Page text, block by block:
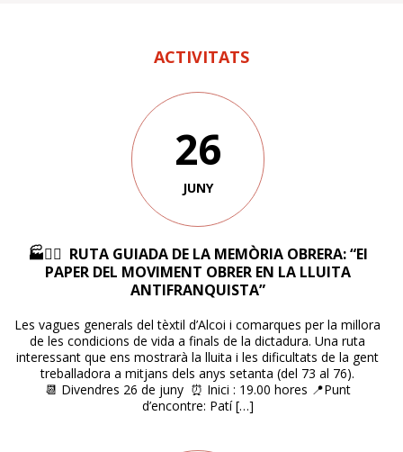
ACTIVITATS
26
JUNY
🏭✊🏼 RUTA GUIADA DE LA MEMÒRIA OBRERA: “El
PAPER DEL MOVIMENT OBRER EN LA LLUITA
ANTIFRANQUISTA”
Les vagues generals del tèxtil d’Alcoi i comarques per la millora
de les condicions de vida a finals de la dictadura. Una ruta
interessant que ens mostrarà la lluita i les dificultats de la gent
treballadora a mitjans dels anys setanta (del 73 al 76).
📆 Divendres 26 de juny ⏰ Inici : 19.00 hores 📍Punt
d’encontre: Patí […]